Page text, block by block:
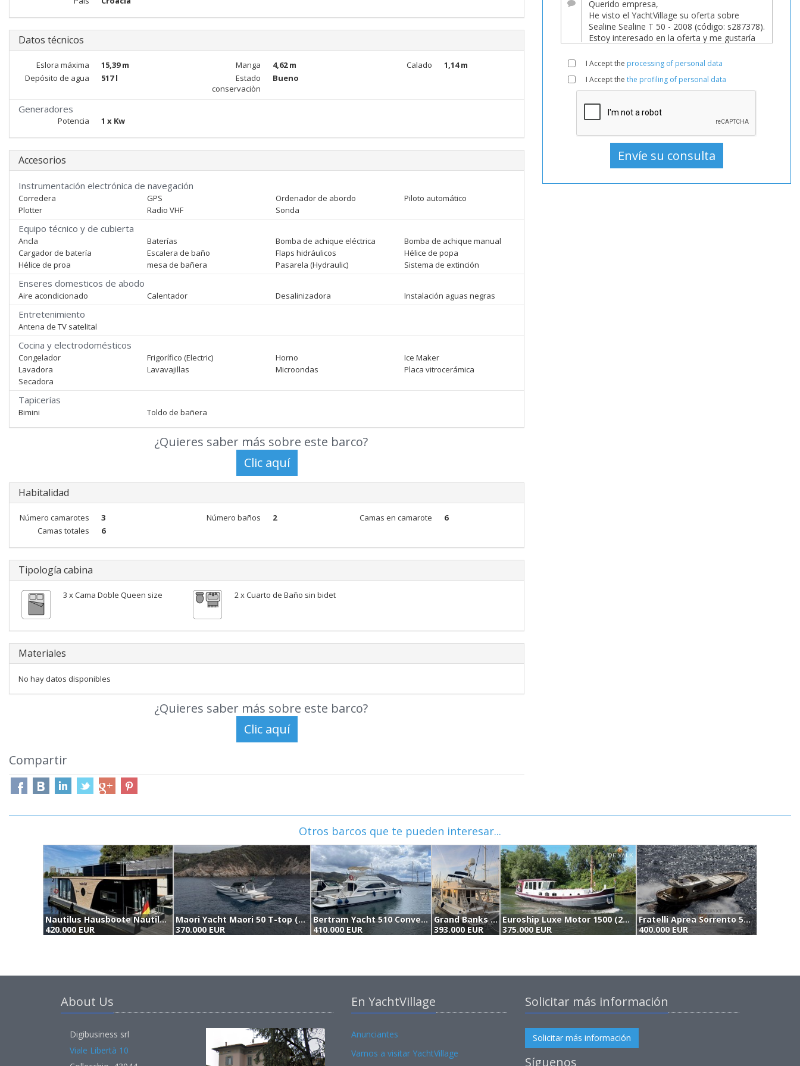
Barco,
Barcos,
Barco
venta,
Barcos
a
motor
En
venta,
Datos técnicos
Eslora máxima 15,39 m Manga 4,62 m Calado
1,14 m
Depósito de agua
517 l
Estado
conservaciòn
Bueno
Generadores
Potencia 1 x Kw
Accesorios
Instrumentación electrónica de navegación
Corredera GPS Ordenador de abordo
Piloto automático
Plotter
Radio VHF Sonda
Equipo técnico y de cubierta
Ancla Baterías Bomba de achique eléctrica
Bomba de achique manual
Cargador de batería
Escalera de baño Flaps hidráulicos
Hélice de popa
Hélice de proa
mesa de bañera Pasarela (Hydraulic) Sistema de extinción
Enseres domesticos de abodo
Aire acondicionado Calentador Desalinizadora Instalación aguas negras
Entretenimiento
Antena de TV satelital
Cocina y electrodomésticos
Congelador Frigorífico (Electric) Horno
Ice Maker
Lavadora
Lavavajillas Microondas
Placa vitrocerámica
Secadora
Tapicerías
Bimini Toldo de bañera
¿Quieres saber más sobre este barco?
Habitalidad
Número camarotes 3 Número baños 2 Camas en camarote
6
Camas totales
6
Tipología cabina
3 x Cama Doble Queen size 2 x Cuarto de Baño sin bidet
Materiales
No hay datos disponibles
¿Quieres saber más sobre este barco?
Compartir
I Accept the processing of personal data
I Accept the the profiling of personal data
Otros barcos que te pueden interesar...
Nautilus Hausboote Nautilus Luxus Hausboot Mit Besonderer Raumaufteilung (2025)
420.000 EUR
Maori Yacht Maori 50 T-top (2011)
370.000 EUR
Bertram Yacht 510 Convertible (2001)
410.000 EUR
Grand Banks Heritage 47 Europa (2007)
393.000 EUR
Euroship Luxe Motor 1500 (2007)
375.000 EUR
Fratelli Aprea Sorrento 50 (2007)
400.000 EUR
About Us
Digibusiness srl
Viale Libertà 10
En YachtVillage
Anunciantes
Vamos a visitar YachtVillage
Solicitar más información
Solicitar más información
Síguenos